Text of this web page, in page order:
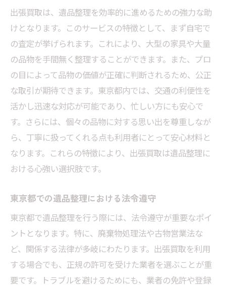
出張買取は、遺品整理を効率的に進めるための強力な助
けとなります。このサービスの特徴として、まず自宅で
の査定が挙げられます。これにより、大型の家具や大量
の品物を手間無く整理することができます。また、プロ
の目によって品物の価値が正確に判断されるため、公正
な取引が期待できます。東京都内では、交通の利便性を
活かし迅速な対応が可能であり、忙しい方にも安心で
す。さらには、個々の品物に対する思い出を尊重しなが
ら、丁寧に扱ってくれる点も利用者にとって安心材料と
なります。これらの特徴により、出張買取は遺品整理に
おける心強い選択肢です。
東京都での遺品整理における法令遵守
東京都で遺品整理を行う際には、法令遵守が重要なポイ
ントとなります。特に、廃棄物処理法や古物営業法な
ど、関係する法律が多岐にわたります。出張買取を利用
する場合でも、正規の許可を受けた業者を選ぶことが重
要です。トラブルを避けるためにも、業者の免許や登録